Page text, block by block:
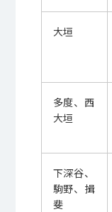
大垣
多度、西
大垣
下深谷、
駒野、揖
斐